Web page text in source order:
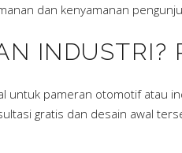
dan kenyamanan
INDUSTRI?
untuk pameran otomotif
gratis dan desain awal